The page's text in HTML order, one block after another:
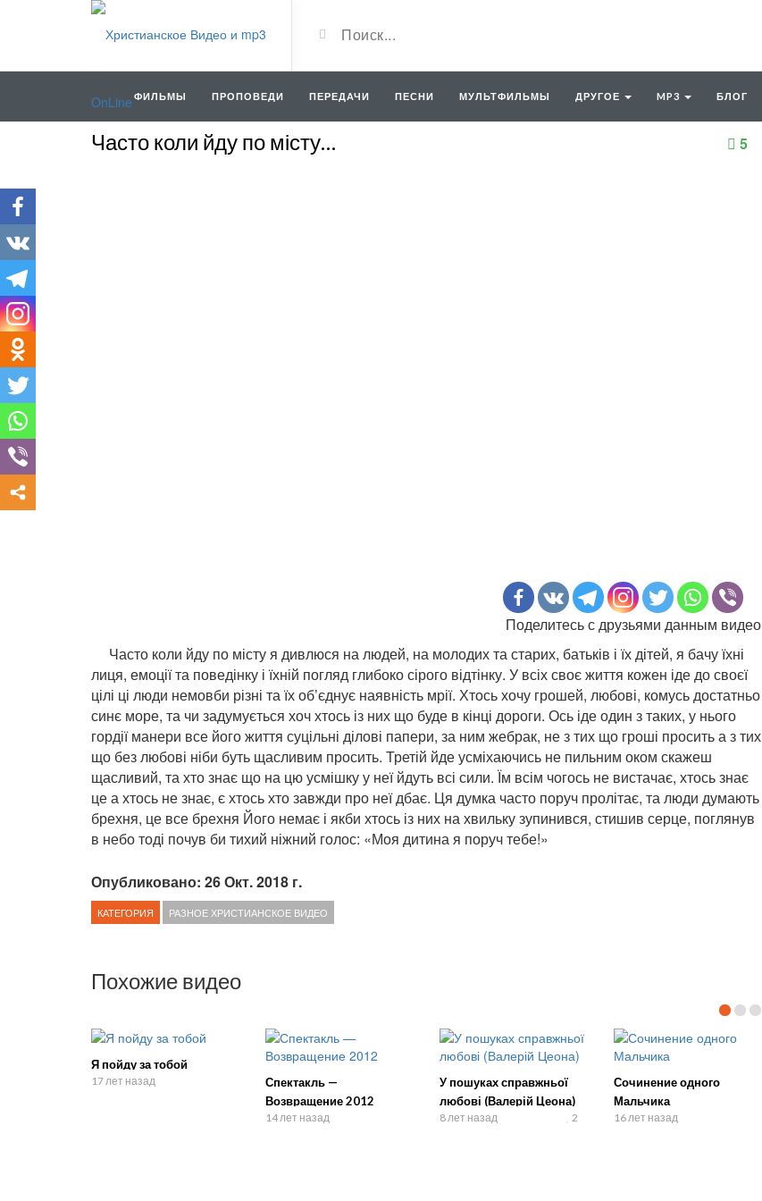
ФИЛЬМЫ ПРОПОВЕДИ ПЕРЕДАЧИ ПЕСНИ МУЛЬТФИЛЬМЫ ДРУГОЕ MP3 БЛОГ
Часто коли йду по місту… 5
Поделитесь с друзьями данным видео
Часто коли йду по місту я дивлюся на людей, на молодих та старих, батьків і їх дітей, я бачу їхні
лиця, емоції та поведінку і їхній погляд глибоко сірого відтінку. У всіх своє життя кожен іде до своєї
цілі ці люди немовби різні та їх об’єднує наявність мрії. Хтось хочу грошей, любові, комусь достатньо
синє море, та чи задумується хоч хтось із них що буде в кінці дороги. Ось іде один з таких, у нього
гордії манери все його життя суцільні ділові папери, за ним жебрак, не з тих що гроші просить а з тих
що без любові ніби буть щасливим просить. Третій йде усміхаючись не пильним оком скажеш
щасливий, та хто знає що на цю усмішку у неї йдуть всі сили. Їм всім чогось не вистачає, хтось знає
це а хтось не знає, є хтось хто завжди про неї дбає. Ця думка часто поруч пролітає, та люди думають
брехня, це все брехня Його немає і якби хтось із них на хвильку зупинився, стишив серце, поглянув
в небо тоді почув би тихий ніжний голос: «Моя дитина я поруч тебе!»
Опубликовано: 26 Окт. 2018 г.
КАТЕГОРИЯ РАЗНОЕ ХРИСТИАНСКОЕ ВИДЕО
Похожие видео
Я пойду за тобой
17 лет назад
Спектакль —
Возвращение 2012
14 лет назад
У пошуках справжньої
любові (Валерій Цеона)
8 лет назад 2
Сочинение одного
Мальчика
16 лет назад